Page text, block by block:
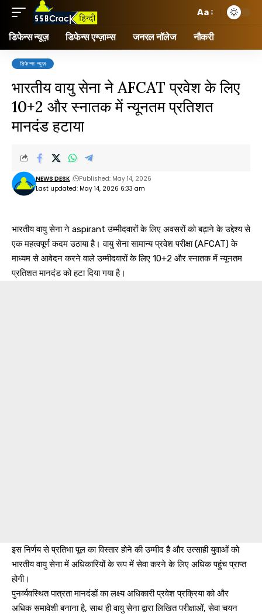
Aa
डिफेन्स न्यूज़ डिफेन्स एग्ज़ाम्स जनरल नॉलेज नौकरी
डिफेन्स न्यूज़
भारतीय वायु सेना ने AFCAT प्रवेश के लिए
10+2 और स्नातक में न्यूनतम प्रतिशत
मानदंड हटाया
Last updated: May 14, 2026 6:33 am
NEWS DESK Published: May 14, 2026
भारतीय वायु सेना ने aspirant उम्मीदवारों के लिए अवसरों को बढ़ाने के उद्देश्य से
एक महत्वपूर्ण कदम उठाया है। वायु सेना सामान्य प्रवेश परीक्षा (AFCAT) के
माध्यम से आवेदन करने वाले उम्मीदवारों के लिए 10+2 और स्नातक में न्यूनतम
प्रतिशत मानदंड को हटा दिया गया है।
इस निर्णय से प्रतिभा पूल का विस्तार होने की उम्मीद है और उत्साही युवाओं को
भारतीय वायु सेना में अधिकारियों के रूप में सेवा करने के लिए अधिक पहुंच प्राप्त
होगी।
पुनर्व्यवस्थित पात्रता मानदंडों का लक्ष्य अधिकारी प्रवेश प्रक्रिया को और
अधिक समावेशी बनाना है, साथ ही वायु सेना द्वारा लिखित परीक्षाओं, सेवा चयन